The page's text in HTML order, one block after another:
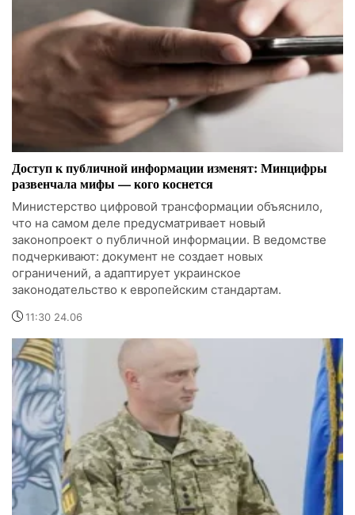
Доступ к публичной информации изменят: Минцифры
развенчала мифы — кого коснется
Министерство цифровой трансформации объяснило,
что на самом деле предусматривает новый
законопроект о публичной информации. В ведомстве
подчеркивают: документ не создает новых
ограничений, а адаптирует украинское
законодательство к европейским стандартам.
11:30 24.06